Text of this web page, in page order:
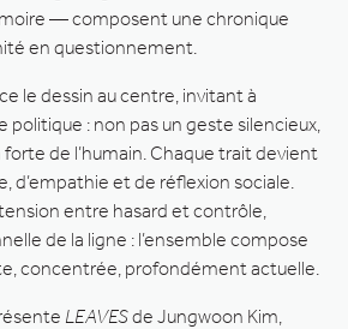
— composent une chronique
en questionnement.
le dessin au centre, invitant à
politique : non pas un geste silencieux,
de l’humain. Chaque trait devient
d’empathie et de réflexion sociale.
entre hasard et contrôle,
de la ligne : l’ensemble compose
concentrée, profondément actuelle.
LEAVESde Jungwoon Kim,